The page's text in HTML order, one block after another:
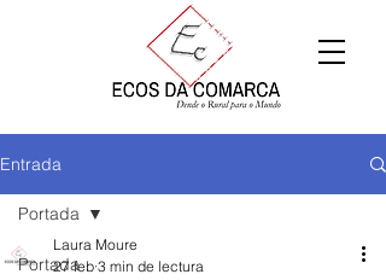
Entrada
Portada
Portada
Laura Moure
27 feb 3 min de lectura